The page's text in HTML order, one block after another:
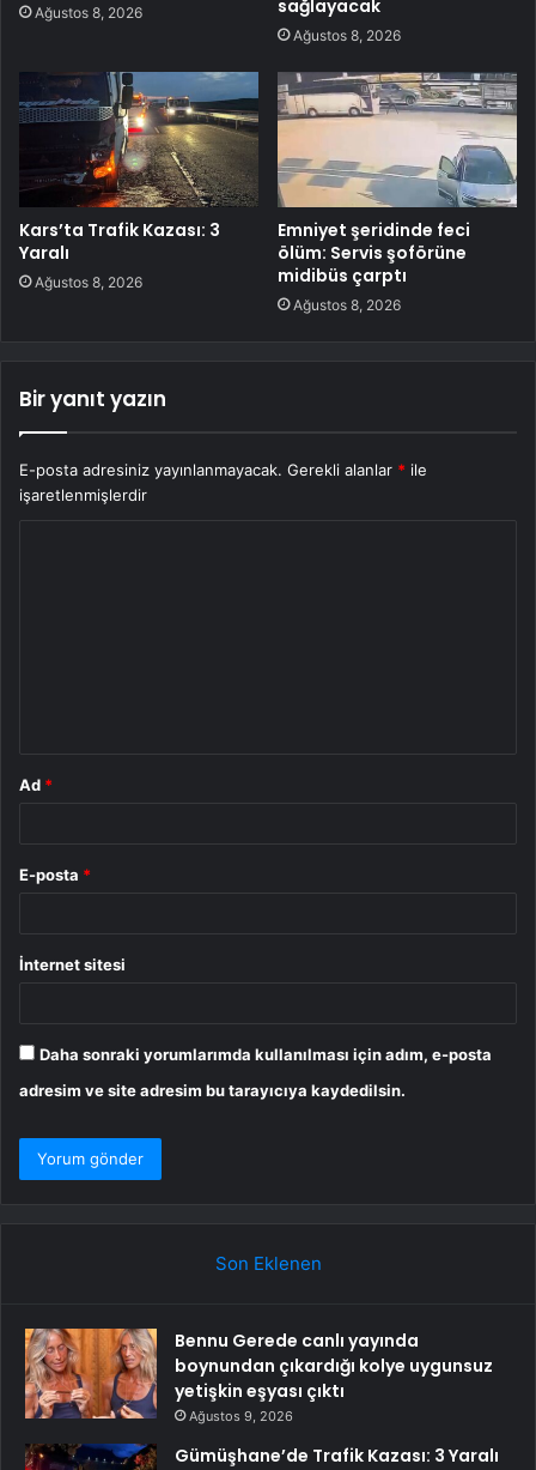
Ağustos 8, 2026 sağlayacak
Ağustos 8, 2026
Kars’ta Trafik Kazası: 3
Yaralı
Ağustos 8, 2026
Emniyet şeridinde feci
ölüm: Servis şoförüne
midibüs çarptı
Ağustos 8, 2026
Bir yanıt yazın
E-posta adresiniz yayınlanmayacak. Gerekli alanlar * ile
işaretlenmişlerdir
Ad *
E-posta *
İnternet sitesi
Daha sonraki yorumlarımda kullanılması için adım, e-posta
adresim ve site adresim bu tarayıcıya kaydedilsin.
Son Eklenen
Bennu Gerede canlı yayında
boynundan çıkardığı kolye uygunsuz
yetişkin eşyası çıktı
Ağustos 9, 2026
Gümüşhane’de Trafik Kazası: 3 Yaralı